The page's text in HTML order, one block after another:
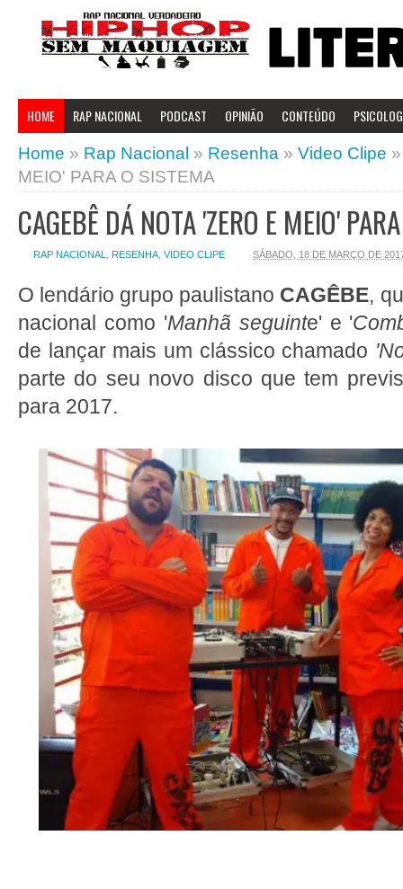
HOME RAP NACIONAL PODCAST OPINIÃO CONTEÚDO
Home » Rap Nacional » Resenha » Video Clipe
MEIO' PARA O SISTEMA
CAGEBÊ DÁ NOTA 'ZERO E MEIO'
RAP NACIONAL RESENHA VIDEO CLIPE SÁBADO, 18 DE MARÇO DE
O lendário grupo paulistano CAGÊBE,
nacional como 'Manhã seguinte' e '
de lançar mais um clássico chamado
parte do seu novo disco que tem
para 2017.